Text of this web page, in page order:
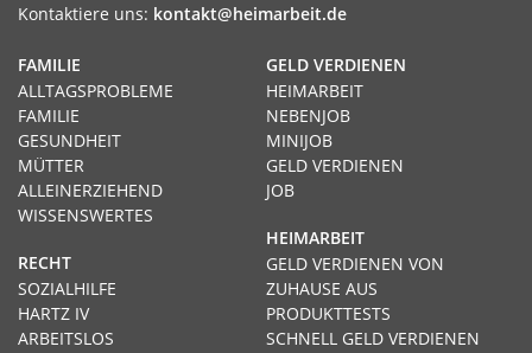
Kontaktiere uns: kontakt@heimarbeit.de
GELD VERDIENEN
HEIMARBEIT
NEBENJOB
MINIJOB
GELD VERDIENEN
JOB
HEIMARBEIT
GELD VERDIENEN VON
ZUHAUSE AUS
PRODUKTTESTS
SCHNELL GELD VERDIENEN
FAMILIE
ALLTAGSPROBLEME
FAMILIE
GESUNDHEIT
MÜTTER
ALLEINERZIEHEND
WISSENSWERTES
RECHT
SOZIALHILFE
HARTZ IV
ARBEITSLOS